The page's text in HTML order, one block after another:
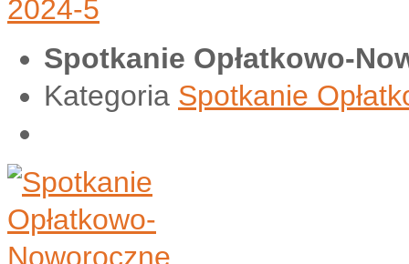
Spotkanie Opłatkowo-
Kategoria Spotkanie